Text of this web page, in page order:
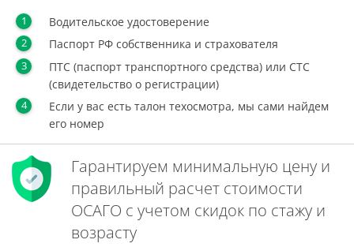
Водительское удостоверение
Паспорт РФ собственника и страхователя
ПТС (паспорт транспортного средства) или СТС
(свидетельство о регистрации)
Если у вас есть талон техосмотра, мы сами найдем
его номер
Гарантируем минимальную цену и
правильный расчет стоимости
ОСАГО с учетом скидок по стажу и
возрасту